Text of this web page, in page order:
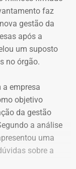
indica a
2026 — Foto:
faz
gestão da
após a
um suposto
no órgão.
empresa
objetivo
da gestão
a análise
uma
sobre a